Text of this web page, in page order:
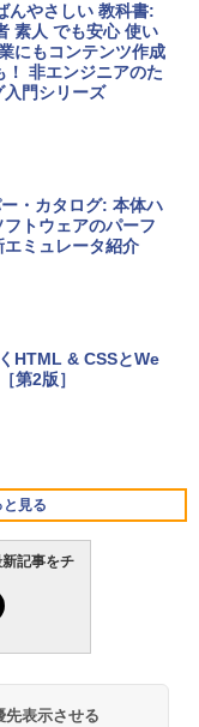
Air M5チップ搭載
Liquid Retinaディ
ーボード、Touch I
メモリ 512GB
5
載/Win 11/15.6型/
ホワイト) FM
- 2,000 Robux 【限
を含む】 【オンラ
ロブロックス | オン
- 1000 Robux 【限
を含む】 【オンラ
ブロックス |オン
2024(最新 永続
やさしい 教科書:
素人 でも安心 使い
にもコンテンツ作成
非エンジニアのた
門シリーズ
・カタログ: 本体ハ
トウェアのパーフ
ミュレータ紹介
HTML & CSSとWe
第2版］
見る
(16GB) 7イ
調調節ライト、12
記事をチ
表示させる